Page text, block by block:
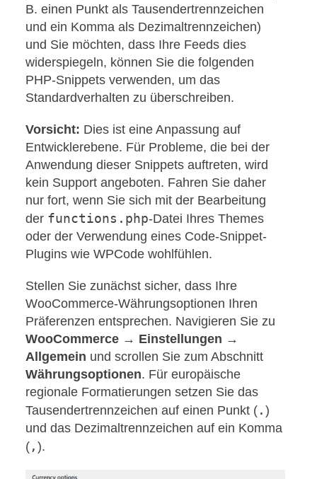
B. einen Punkt als Tausendertrennzeichen
und ein Komma als Dezimaltrennzeichen)
und Sie möchten, dass Ihre Feeds dies
widerspiegeln, können Sie die folgenden
PHP-Snippets verwenden, um das
Standardverhalten zu überschreiben.
Vorsicht: Dies ist eine Anpassung auf
Entwicklerebene. Für Probleme, die bei der
Anwendung dieser Snippets auftreten, wird
kein Support angeboten. Fahren Sie daher
nur fort, wenn Sie sich mit der Bearbeitung
der functions.php-Datei Ihres Themes
oder der Verwendung eines Code-Snippet-
Plugins wie WPCode wohlfühlen.
Stellen Sie zunächst sicher, dass Ihre
WooCommerce-Währungsoptionen Ihren
Präferenzen entsprechen. Navigieren Sie zu
WooCommerce → Einstellungen →
Allgemein und scrollen Sie zum Abschnitt
Währungsoptionen. Für europäische
regionale Formatierungen setzen Sie das
Tausendertrennzeichen auf einen Punkt ( . )
und das Dezimaltrennzeichen auf ein Komma
( , ).